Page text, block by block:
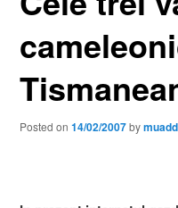
Posted on 14/02/2007by